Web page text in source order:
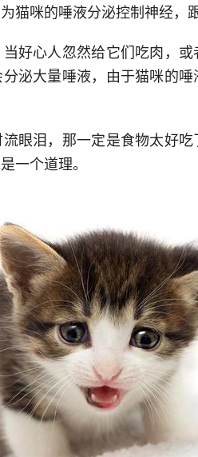
猫咪的唾液分泌控制神经，
好心人忽然给它们吃肉，
泌大量唾液，由于猫咪的
眼泪，那一定是食物太好
一个道理。